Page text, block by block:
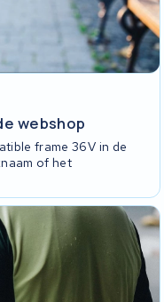
webshop
frame 36V in de
of het